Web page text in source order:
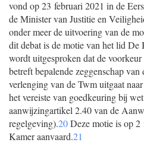
vond op 23 februari 2021 in de
de Minister van Justitie en
onder meer de uitvoering van de
dit debat is de motie van het lid De
wordt uitgesproken dat de
betreft bepalende zeggenschap van
verlenging van de Twm uitgaat
het vereiste van goedkeuring bij
aanwijzingartikel 2.40 van de
regelgeving).20Deze motie is op 2
Kamer aanvaard.21